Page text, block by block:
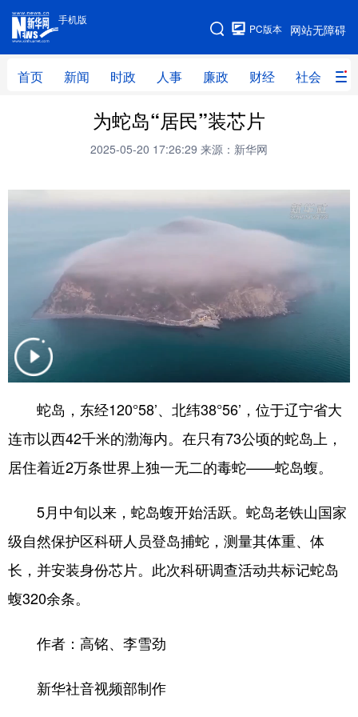
手机版
网站无障碍
PC版本
首页 新闻 时政 人事 廉政 财经 社会 科
手机版
网站地图
新闻 时政
财经 社会
文化 教育 健康 旅游
直播 无人机
地方频道
北京 天津 河北
辽宁 江苏
浙江 安徽 福建 江西
山东 河南 湖北 湖南
陕西 甘肃 青海 宁夏
新疆 内蒙古 黑龙江
English Español
Русский язык
为蛇岛“居民”装芯片
2025-05-20 17:26:29 来源：新华网
蛇岛，东经120°58’、北纬38°56’，位于辽宁省大
连市以西42千米的渤海内。在只有73公顷的蛇岛上，
居住着近2万条世界上独一无二的毒蛇——蛇岛蝮。
5月中旬以来，蛇岛蝮开始活跃。蛇岛老铁山国家
级自然保护区科研人员登岛捕蛇，测量其体重、体
长，并安装身份芯片。此次科研调查活动共标记蛇岛
蝮320余条。
作者：高铭、李雪劲
新华社音视频部制作